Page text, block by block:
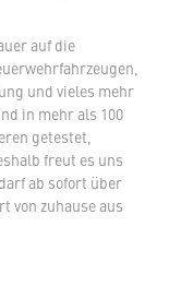
auf die
und vieles mehr
in mehr als 100
getestet,
freut es uns
ab sofort über
von zuhause aus